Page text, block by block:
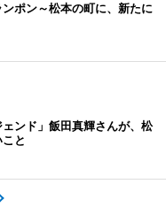
ポン～松本の町に、新たに
ンド」飯田真輝さんが、松
と